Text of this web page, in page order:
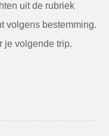
uit de rubriek
volgens bestemming.
je volgende trip.